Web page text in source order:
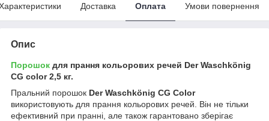
Доставка Оплата Умови повернення
Опис
Порошок для прання кольорових речей Der Waschkönig
CG color2,5 кг.
Пральний порошок Der Waschkönig CG Color
використовують для прання кольорових речей. Він не тільки
ефективний при пранні, але також гарантовано зберігає